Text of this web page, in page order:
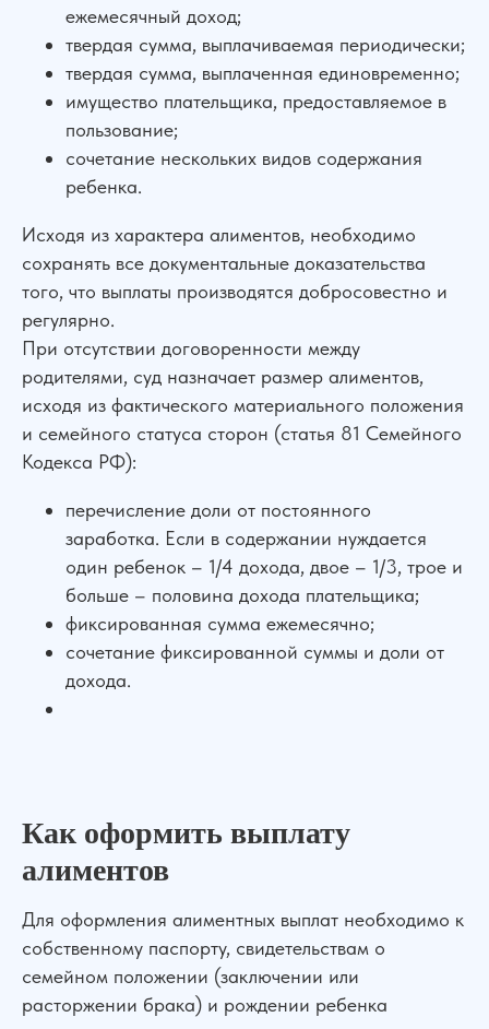
ежемесячный доход;
твердая сумма, выплачиваемая периодически;
твердая сумма, выплаченная единовременно;
имущество плательщика, предоставляемое в
пользование;
сочетание нескольких видов содержания
ребенка.
Исходя из характера алиментов, необходимо
сохранять все документальные доказательства
того, что выплаты производятся добросовестно и
регулярно.
При отсутствии договоренности между
родителями, суд назначает размер алиментов,
исходя из фактического материального положения
и семейного статуса сторон (статья 81 Семейного
Кодекса РФ):
перечисление доли от постоянного
заработка. Если в содержании нуждается
один ребенок – 1/4 дохода, двое – 1/3, трое и
больше – половина дохода плательщика;
фиксированная сумма ежемесячно;
сочетание фиксированной суммы и доли от
дохода.
Как оформить выплату
алиментов
Для оформления алиментных выплат необходимо к
собственному паспорту, свидетельствам о
семейном положении (заключении или
расторжении брака) и рождении ребенка